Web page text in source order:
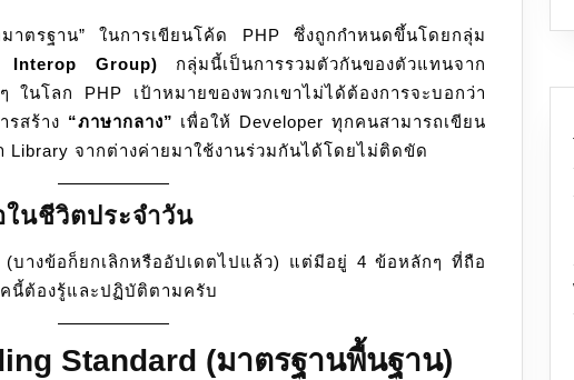
าตรฐาน” ในการเขียนโค้ด PHP ซึ่งถูกกำหนดขึ้นโดยกลุ่ม
Interop Group) กลุ่มนี้เป็นการรวมตัวกันของตัวแทนจาก
ในโลก PHP เป้าหมายของพวกเขาไม่ได้ต้องการจะบอกว่า
รสร้าง “ภาษากลาง” เพื่อให้ Developer ทุกคนสามารถเขียน
Library จากต่างค่ายมาใช้งานร่วมกันได้โดยไม่ติดขัด
นชีวิตประจำวัน
บางข้อก็ยกเลิกหรืออัปเดตไปแล้ว) แต่มีอยู่ 4 ข้อหลักๆ ที่ถือ
นี้ต้องรู้และปฏิบัติตามครับ
Standard (มาตรฐานพื้นฐาน)